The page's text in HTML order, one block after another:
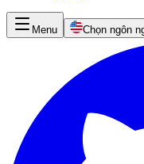
Menu Chọn ngôn